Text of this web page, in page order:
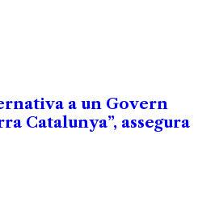
a un Govern
Catalunya”, assegura